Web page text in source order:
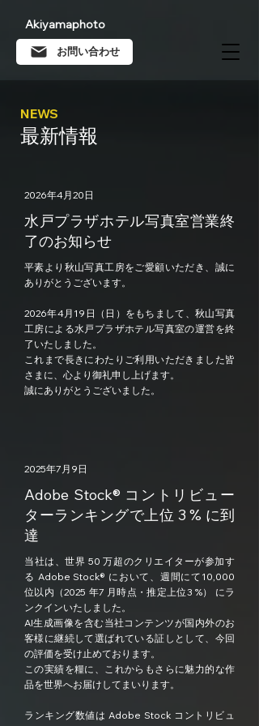
Akiyamaphoto
お問い合わせ
NEWS
最新情報
2026年4月20日
水戸プラザホテル写真室営業終
了のお知らせ
平素より秋山写真工房をご愛顧いただき、誠に
ありがとうございます。
2026年4月19日（日）をもちまして、秋山写真
工房による水戸プラザホテル写真室の運営を終
了いたしました。
これまで長きにわたりご利用いただきました皆
さまに、心より御礼申し上げます。
誠にありがとうございました。
2025年7月9日
Adobe Stock® コントリビュー
ターランキングで上位 3 % に到
達
当社は、世界 50 万超のクリエイターが参加す
る Adobe Stock® において、週間にて10,000
位以内（2025 年7 月時点・推定上位3 %） にラ
ンクインいたしました。
AI生成画像を含む当社コンテンツが国内外のお
客様に継続して選ばれている証しとして、今回
の評価を受け止めております。
この実績を糧に、これからもさらに魅力的な作
品を世界へお届けしてまいります。
ランキング数値は Adobe Stock コントリビュ